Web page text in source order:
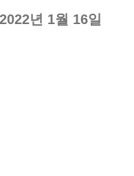
년 1월 16일